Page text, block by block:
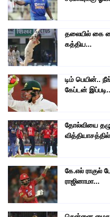
தலையில் கை
கத்திய...
டிம் பெயின்..
கேப்டன்
தோல்வியை
கே.எல் ராகுல்
ராஜினாமா...